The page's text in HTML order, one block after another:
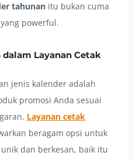
tahunan itu bukan cuma
powerful.
Layanan Cetak
jenis kalender adalah
promosi Anda sesuai
Layanan cetak
beragam opsi untuk
dan berkesan, baik itu